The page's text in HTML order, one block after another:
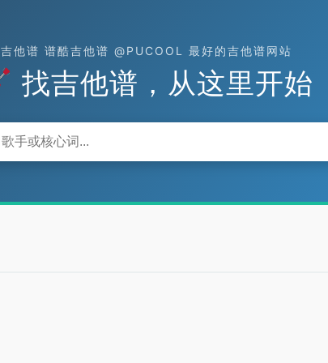
吉他谱 谱酷吉他谱 @PUCOOL 最好的吉他谱网站
找吉他谱，从这里开始